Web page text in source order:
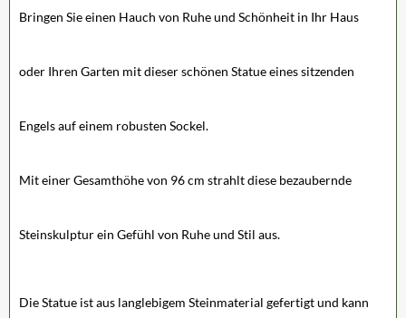
Bringen Sie einen Hauch von Ruhe und Schönheit in Ihr Haus
oder Ihren Garten mit dieser schönen Statue eines sitzenden
Engels auf einem robusten Sockel.
Mit einer Gesamthöhe von 96 cm strahlt diese bezaubernde
Steinskulptur ein Gefühl von Ruhe und Stil aus.
Die Statue ist aus langlebigem Steinmaterial gefertigt und kann